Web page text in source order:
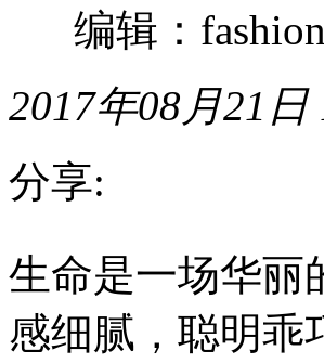
编辑：fashion
2017年08月21日
分享:
命
是
场
华
生命是一场华丽
感细腻，聪明乖